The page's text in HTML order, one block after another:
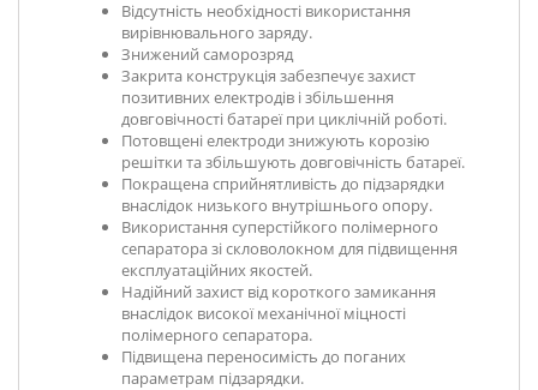
Відсутність необхідності використання
вирівнювального заряду.
Знижений саморозряд
Закрита конструкція забезпечує захист
позитивних електродів і збільшення
довговічності батареї при циклічній роботі.
Потовщені електроди знижують корозію
решітки та збільшують довговічність батареї.
Покращена сприйнятливість до підзарядки
внаслідок низького внутрішнього опору.
Використання суперстійкого полімерного
сепаратора зі скловолокном для підвищення
експлуатаційних якостей.
Надійний захист від короткого замикання
внаслідок високої механічної міцності
полімерного сепаратора.
Підвищена переносимість до поганих
параметрам підзарядки.